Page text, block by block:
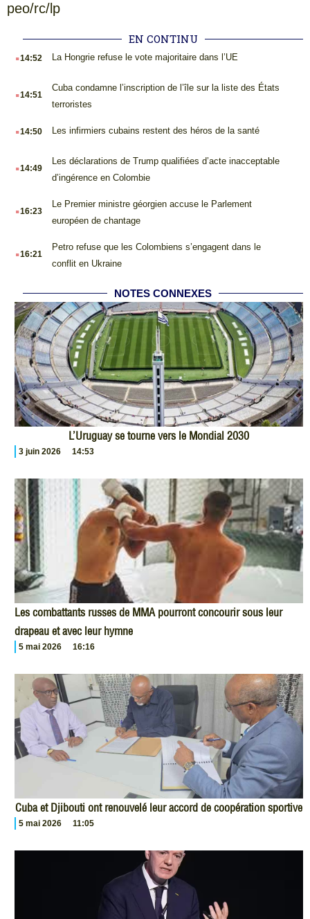
peo/rc/lp
EN CONTINU
.14:52 La Hongrie refuse le vote majoritaire dans l’UE
.14:51
Cuba condamne l’inscription de l’île sur la liste des États
terroristes
.14:50 Les infirmiers cubains restent des héros de la santé
.14:49
Les déclarations de Trump qualifiées d’acte inacceptable
d’ingérence en Colombie
.16:23
Le Premier ministre géorgien accuse le Parlement
européen de chantage
.16:21
Petro refuse que les Colombiens s’engagent dans le
conflit en Ukraine
NOTES CONNEXES
L’Uruguay se tourne vers le Mondial 2030
3 juin 2026 14:53
Les combattants russes de MMA pourront concourir sous leur
drapeau et avec leur hymne
5 mai 2026 16:16
Cuba et Djibouti ont renouvelé leur accord de coopération sportive
5 mai 2026 11:05